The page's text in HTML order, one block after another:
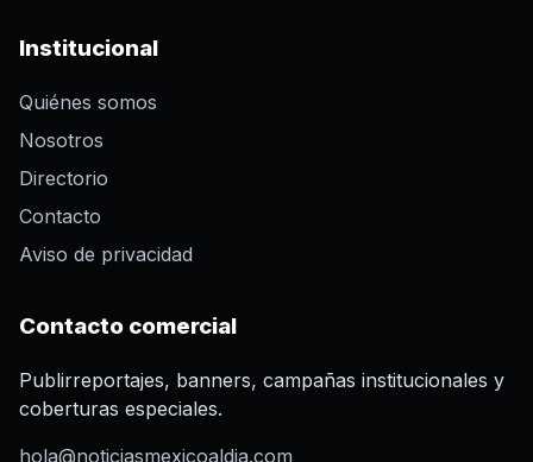
Institucional
Quiénes somos
Nosotros
Directorio
Contacto
Aviso de privacidad
Contacto comercial
Publirreportajes, banners, campañas institucionales y
coberturas especiales.
hola@noticiasmexicoaldia.com